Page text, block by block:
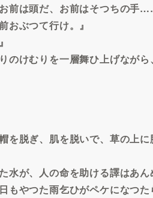
前は頭だ、お前はそつちの手
おぶつて行け。』
けむりを一層舞ひ上げなが
脱ぎ、肌を脱いで、草の上に
水が、人の命を助ける譯はあ
やつた雨乞ひがペケになつた